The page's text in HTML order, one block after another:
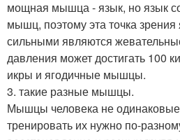
мощная мышца - язык, но язык
мышц, поэтому эта точка
сильными являются
давления может достигать 100
икры и ягодичные мышцы.
3. такие разные мышцы.
Мышцы человека не
тренировать их нужно по-